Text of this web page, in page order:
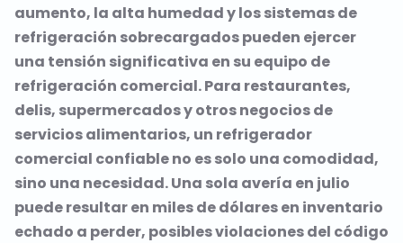
aumento, la alta humedad y los sistemas de
refrigeración sobrecargados pueden ejercer
una tensión significativa en su equipo de
refrigeración comercial. Para restaurantes,
delis, supermercados y otros negocios de
servicios alimentarios, un refrigerador
comercial confiable no es solo una comodidad,
sino una necesidad. Una sola avería en julio
puede resultar en miles de dólares en inventario
echado a perder, posibles violaciones del código